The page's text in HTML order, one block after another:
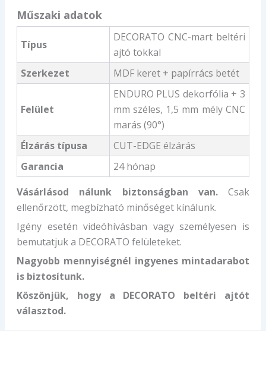
Műszaki adatok
Típus
DECORATO CNC-mart beltéri
ajtó tokkal
Szerkezet
MDF keret + papírrács betét
Felület
ENDURO PLUS dekorfólia + 3
mm széles, 1,5 mm mély CNC
marás (90°)
Élzárás típusa
CUT-EDGE élzárás
Garancia
24 hónap
Vásárlásod nálunk biztonságban van.Csak
ellenőrzött, megbízható minőséget kínálunk.
Igény esetén videóhívásban vagy személyesen is
bemutatjuk a DECORATO felületeket.
Nagyobb mennyiségnél ingyenes mintadarabot
is biztosítunk.
Köszönjük, hogy a DECORATO beltéri ajtót
választod.